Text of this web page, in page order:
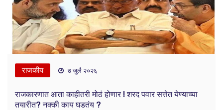
राजकीय ७ जुलै २०२६
राजकारणात आता काहीतरी मोठं होणार ! शरद पवार सत्तेत येण्याच्या
तयारीत? नक्की काय घडतंय ?